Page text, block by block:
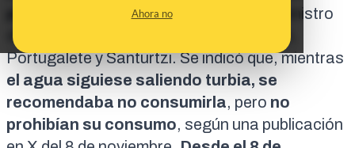
Ahora no
en Ezkerraldea. Afectó al suministro
de agua de Trapagaran, Muskiz, Sestao,
Portugalete y Santurtzi. Seindicóque, mientras
el agua siguiese saliendo turbia, se
recomendaba no consumirla, pero no
prohibían su consumo, según una publicación